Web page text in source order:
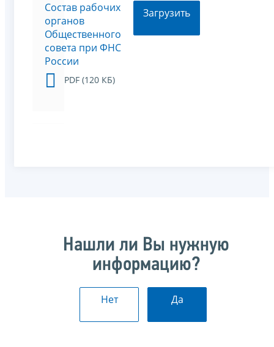
Состав рабочих
органов
Общественного
совета при ФНС
России
PDF (120 КБ)
Загрузить
Нашли ли Вы нужную
информацию?
Нет Да